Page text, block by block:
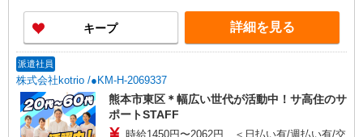
キープ 詳細を見る
派遣社員
株式会社kotrio /●KM-H-2069337
熊本市東区＊幅広い世代が活動中！サ高住のサ
ポートSTAFF
時給1450円〜2062円 ＜日払い有/週払い有/交